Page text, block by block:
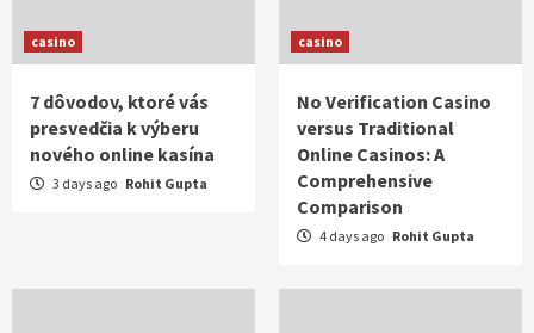
casino
7 dôvodov, ktoré vás
presvedčia k výberu
nového online kasína
3 days ago Rohit Gupta
casino
No Verification Casino
versus Traditional
Online Casinos: A
Comprehensive
Comparison
4 days ago Rohit Gupta